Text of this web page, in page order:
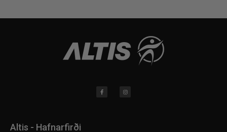
Altis - Hafnarfirði